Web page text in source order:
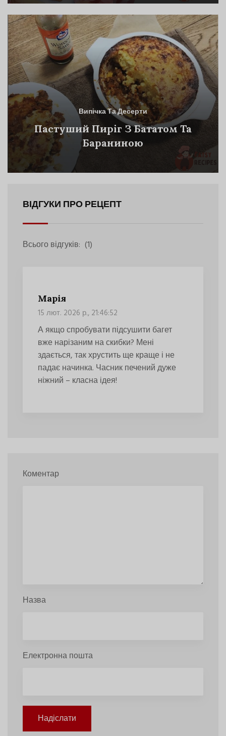
Випічка Та Десерти
Пастуший Пиріг З Бататом Та
Бараниною
ВІДГУКИ ПРО РЕЦЕПТ
Всього відгуків: (1)
Марія
15 лют. 2026 р., 21:46:52
А якщо спробувати підсушити багет
вже нарізаним на скибки? Мені
здається, так хрустить ще краще і не
падає начинка. Часник печений дуже
ніжний – класна ідея!
Коментар
Назва
Електронна пошта
Надіслати